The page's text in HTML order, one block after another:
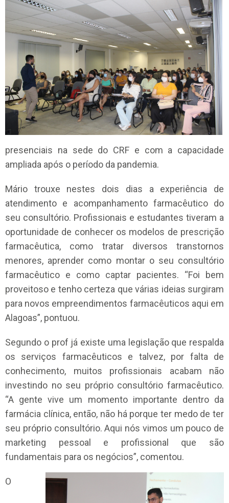
presenciais na sede do CRF e com a capacidade
ampliada após o período da pandemia.
Mário trouxe nestes dois dias a experiência de
atendimento e acompanhamento farmacêutico do
seu consultório. Profissionais e estudantes tiveram a
oportunidade de conhecer os modelos de prescrição
farmacêutica, como tratar diversos transtornos
menores, aprender como montar o seu consultório
farmacêutico e como captar pacientes. “Foi bem
proveitoso e tenho certeza que várias ideias surgiram
para novos empreendimentos farmacêuticos aqui em
Alagoas”, pontuou.
Segundo o prof já existe uma legislação que respalda
os serviços farmacêuticos e talvez, por falta de
conhecimento, muitos profissionais acabam não
investindo no seu próprio consultório farmacêutico.
“A gente vive um momento importante dentro da
farmácia clínica, então, não há porque ter medo de ter
seu próprio consultório. Aqui nós vimos um pouco de
marketing pessoal e profissional que são
fundamentais para os negócios”, comentou.
O